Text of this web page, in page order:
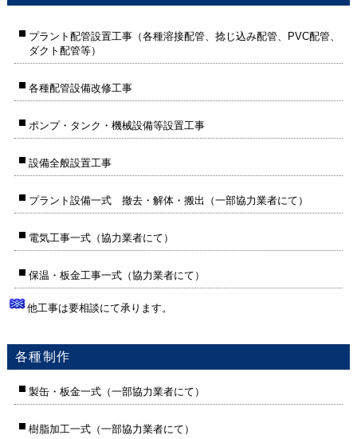
プラント配管設置工事（各種溶接配管、捻じ込み配管、PVC配管、
ダクト配管等）
各種配管設備改修工事
ポンプ・タンク・機械設備等設置工事
設備全般設置工事
プラント設備一式 撤去・解体・搬出（一部協力業者にて）
電気工事一式（協力業者にて）
保温・板金工事一式（協力業者にて）
他工事は要相談にて承ります。
各種制作
製缶・板金一式（一部協力業者にて）
樹脂加工一式（一部協力業者にて）